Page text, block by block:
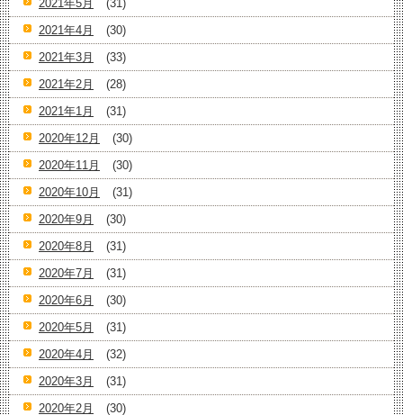
2021年5月
(31)
2021年4月
(30)
2021年3月
(33)
2021年2月
(28)
2021年1月
(31)
2020年12月
(30)
2020年11月
(30)
2020年10月
(31)
2020年9月
(30)
2020年8月
(31)
2020年7月
(31)
2020年6月
(30)
2020年5月
(31)
2020年4月
(32)
2020年3月
(31)
2020年2月
(30)